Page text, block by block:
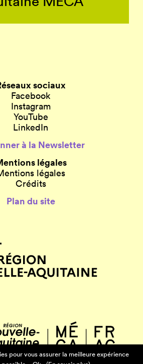
sociaux
Facebook
Instagram
YouTube
LinkedIn
à la Newsletter
légales
légales
Crédits
Plan du site
pour vous assurer la meilleure expérience